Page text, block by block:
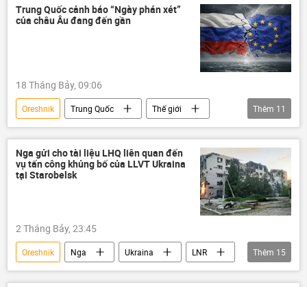
Quan điểm-Ý kiến
chuyên gia
máy bay không người lái
Liên Xô
phương Tây
sản xuất
Hoa Kỳ
hệ thống phòng không
tên lửa
tên lửa siêu thanh
Syria
công nghệ
Trung Quốc cảnh báo “Ngày phán xét”
của châu Âu đang đến gần
18 Tháng Bảy, 09:06
Oreshnik Trung Quốc
Thế giới
Ukraina
Nga
Châu Âu
Báo chí thế giới
Moskva
Tổ hợp tên lửa phòng không "Patriot"
Tổ hợp tên lửa Avangard
Thêm 11
Nga gửi cho tài liệu LHQ liên quan đến
vụ tấn công khủng bố của LLVT Ukraina
tại Starobelsk
2 Tháng Bảy, 23:45
Oreshnik Nga Ukraina
LNR
Donbass
DNR
Quân đội Ukraina
Thêm 15